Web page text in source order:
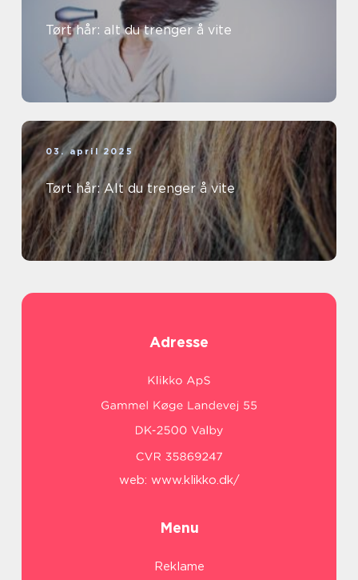
Tørt hår: alt du trenger å vite
03. april 2025
Tørt hår: Alt du trenger å vite
Adresse
web: www.klikko.dk/
Menu
Reklame